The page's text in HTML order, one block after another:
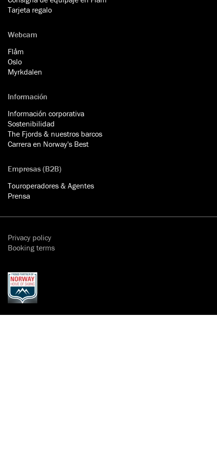
Tarjeta regalo
Webcam
Flåm
Oslo
Myrkdalen
Información
Información corporativa
Sostenibilidad
The Fjords & nuestros barcos
Carrera en Norway's Best
Empresas (B2B)
Touroperadores & Agentes
Prensa
Privacy policy
Booking terms